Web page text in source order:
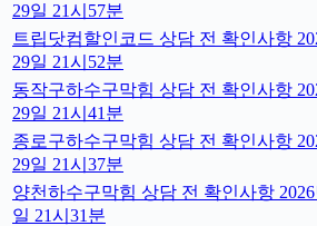
29일 21시57분
트립닷컴할인코드 상담 전 확인사항
29일 21시52분
동작구하수구막힘 상담 전 확인사항
29일 21시41분
종로구하수구막힘 상담 전 확인사항
29일 21시37분
양천하수구막힘 상담 전 확인사항
일 21시31분